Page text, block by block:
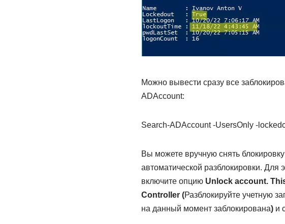
Можно вывести сразу все
ADAccount:
Search-ADAccount -UsersOnly -
Вы можете вручную снять
автоматической разблокировки. Для
включите опцию Unlock account.
Controller (Разблокируйте учетную
на данный момент заблокирована)и